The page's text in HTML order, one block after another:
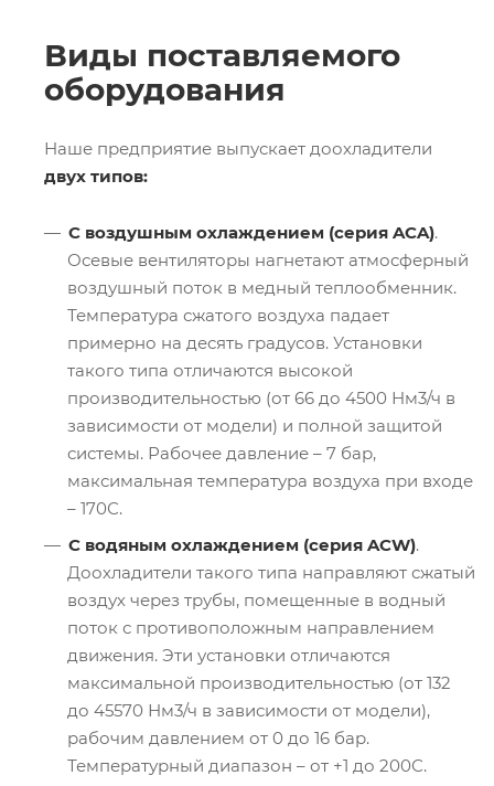
Виды поставляемого
оборудования
Наше предприятие выпускает доохладители
двух типов:
С воздушным охлаждением (серия ACA).
Осевые вентиляторы нагнетают атмосферный
воздушный поток в медный теплообменник.
Температура сжатого воздуха падает
примерно на десять градусов. Установки
такого типа отличаются высокой
производительностью (от 66 до 4500 Нм3/ч в
зависимости от модели) и полной защитой
системы. Рабочее давление – 7 бар,
максимальная температура воздуха при входе
– 170С.
С водяным охлаждением (серия ACW).
Доохладители такого типа направляют сжатый
воздух через трубы, помещенные в водный
поток с противоположным направлением
движения. Эти установки отличаются
максимальной производительностью (от 132
до 45570 Нм3/ч в зависимости от модели),
рабочим давлением от 0 до 16 бар.
Температурный диапазон – от +1 до 200С.